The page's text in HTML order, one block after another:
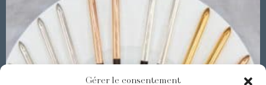
Gérer le consentement